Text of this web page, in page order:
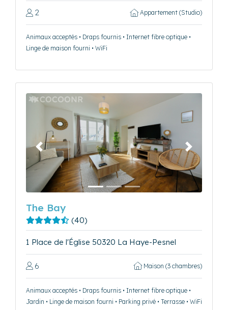
2 Appartement (Studio)
Animaux acceptés • Draps fournis • Internet fibre optique •
Linge de maison fourni • WiFi
Précédent Suivant
The Bay
(40)
1 Place de l'Église 50320 La Haye-Pesnel
6 Maison (3 chambres)
Animaux acceptés • Draps fournis • Internet fibre optique •
Jardin • Linge de maison fourni • Parking privé • Terrasse • WiFi